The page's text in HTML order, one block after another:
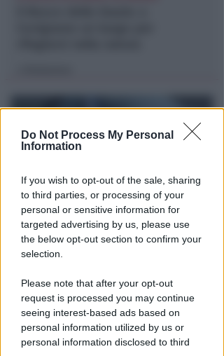
Do Not Process My Personal
Information
If you wish to opt-out of the sale, sharing
to third parties, or processing of your
personal or sensitive information for
targeted advertising by us, please use
the below opt-out section to confirm your
selection.
Please note that after your opt-out
request is processed you may continue
seeing interest-based ads based on
personal information utilized by us or
personal information disclosed to third
LE DECISIONI DEL GIUDICE
Furti sul lungomare di marina
quattro giovani
Redazione